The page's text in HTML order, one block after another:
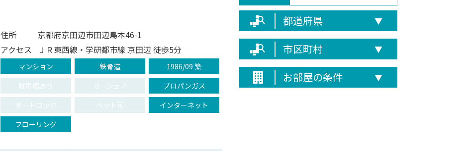
住所
京都府京田辺市田辺鳥本46-1
アクセス
ＪＲ東西線・学研都市線 京田辺 徒歩5分
マンション 鉄骨造
1986/09 築
駐車場あり
カーシェア
プロパンガス
オートロック
ペット可
インターネット
フローリング
都道府県 ▼
市区町村 ▼
お部屋の条件 ▼